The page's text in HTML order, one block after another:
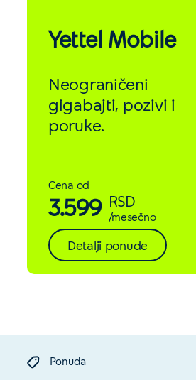
Yettel Mobile
Neograničeni
gigabajti, pozivi i
poruke.
Cena od
3.599 RSD
/mesečno
Detalji ponude
Ponuda